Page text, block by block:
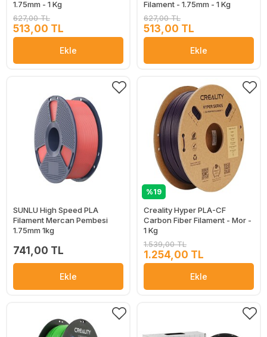
1.75mm - 1 Kg
627,00 TL
513,00 TL
Ekle
Filament - 1.75mm - 1 Kg
627,00 TL
513,00 TL
Ekle
SUNLU High Speed PLA
Filament Mercan Pembesi
1.75mm 1kg
741,00 TL
Ekle
%19
Creality Hyper PLA-CF
Carbon Fiber Filament - Mor -
1 Kg
1.539,00 TL
1.254,00 TL
Ekle